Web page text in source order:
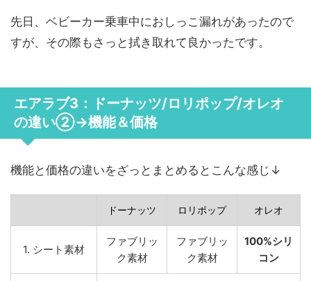
先日、ベビーカー乗車中におしっこ漏れがあったので
すが、その際もさっと拭き取れて良かったです。
エアラブ3：ドーナッツ/ロリポップ/オレオ
の違い②→機能＆価格
機能と価格の違いをざっとまとめるとこんな感じ↓
ドーナッツ ロリポップ オレオ
1. シート素材
ファブリッ
ク素材
ファブリッ
ク素材
100%シリ
コン